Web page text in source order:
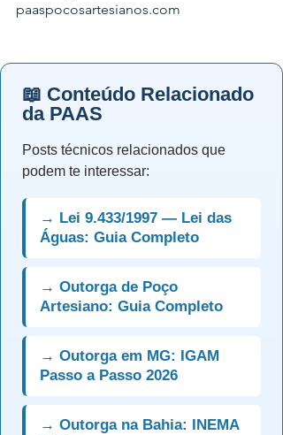
paaspocosartesianos.com
📖 Conteúdo Relacionado
da PAAS
Posts técnicos relacionados que
podem te interessar:
→ Lei 9.433/1997 — Lei das
Águas: Guia Completo
→ Outorga de Poço
Artesiano: Guia Completo
→ Outorga em MG: IGAM
Passo a Passo 2026
→ Outorga na Bahia: INEMA